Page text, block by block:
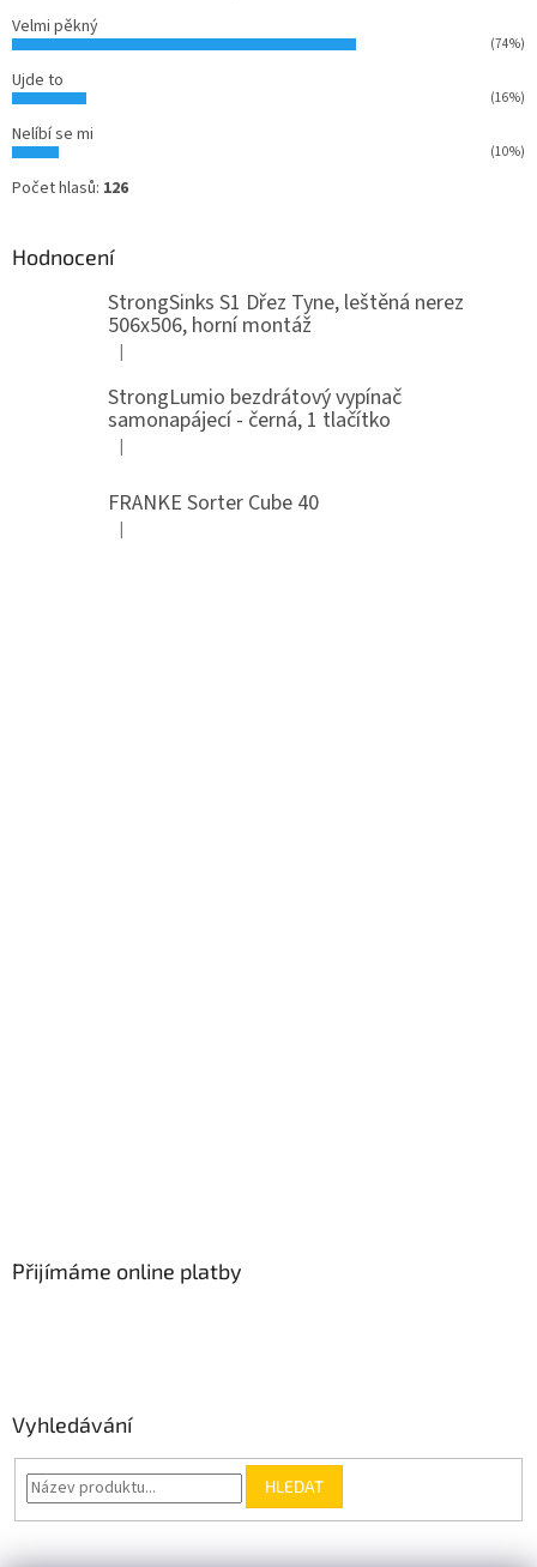
Velmi pěkný
(74%)
Ujde to
(16%)
Nelíbí se mi
(10%)
Počet hlasů: 126
Hodnocení
StrongSinks S1 Dřez Tyne, leštěná nerez
506x506, horní montáž
Hodnocení produktu je 5 z 5 hvězdiček.
|
StrongLumio bezdrátový vypínač
samonapájecí - černá, 1 tlačítko
Hodnocení produktu je 4 z 5 hvězdiček.
|
FRANKE Sorter Cube 40
Hodnocení produktu je 3 z 5 hvězdiček.
|
Přijímáme online platby
Vyhledávání
HLEDAT